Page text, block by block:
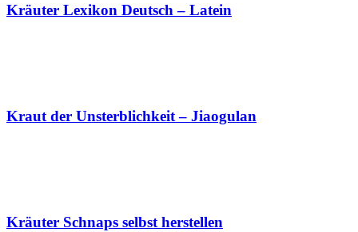
Kräuter Lexikon Deutsch – Latein
Kraut der Unsterblichkeit – Jiaogulan
Kräuter Schnaps selbst herstellen